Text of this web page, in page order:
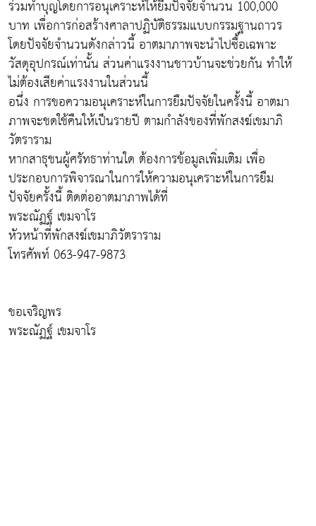
ร่วมทำบุญโดยการอนุเคราะห์ให้ยืมปัจจัยจำนวน 100,000
บาท เพื่อการก่อสร้างศาลาปฏิบัติธรรมแบบกรรมฐานถาวร
โดยปัจจัยจำนวนดังกล่าวนี้ อาตมาภาพจะนำไปซื้อเฉพาะ
วัสดุอุปกรณ์เท่านั้น ส่วนค่าแรงงานชาวบ้านจะช่วยกัน ทำให้
ไม่ต้องเสียค่าแรงงานในส่วนนี้
อนึ่ง การขอความอนุเคราะห์ในการยืมปัจจัยในครั้งนี้ อาตมา
ภาพจะชดใช้คืนให้เป็นรายปี ตามกำลังของที่พักสงฆ์เขมาภิ
วัตราราม
หากสาธุชนผู้ศรัทธาท่านใด ต้องการข้อมูลเพิ่มเติม เพื่อ
ประกอบการพิจารณาในการให้ความอนุเคราะห์ในการยืม
ปัจจัยครั้งนี้ ติดต่ออาตมาภาพได้ที่
พระณัฏฐ์ เขมจาโร
หัวหน้าที่พักสงฆ์เขมาภิวัตราราม
โทรศัพท์ 063-947-9873
ขอเจริญพร
พระณัฏฐ์ เขมจาโร